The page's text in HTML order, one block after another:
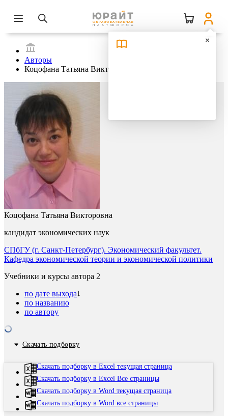
Авторы
Коцофана Татьяна Викторовна
Коцофана Татьяна Викторовна
кандидат экономических наук
СПбГУ (г. Санкт-Петербург). Экономический факультет.
Кафедра экономической теории и экономической политики
Учебники и курсы автора 2
по дате выхода
по названию
по автору
Скачать подборку
Скачать подборку в Excel текущая страница
Скачать подборку в Excel Все страницы
Скачать подборку в Word текущая страница
Скачать подборку в Word все страницы